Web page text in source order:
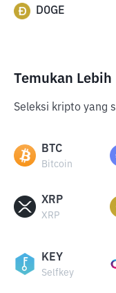
DOGE
Temukan
Seleksi kripto yang
BTC
Bitcoin
XRP
XRP
KEY
Selfkey